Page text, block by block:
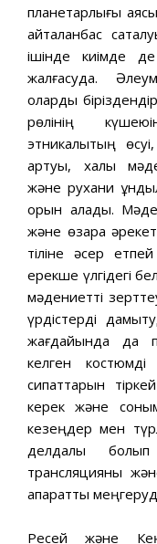
планетарлығы
қайталанбас
ішінде киімде
жалғасуда.
оларды
рөлінің
этникалықтың
артуы, халық
және рухани
орын алады.
және өзара
тіліне әсер
ерекше үлгідегі
мәдениетті
үрдістерді
жағдайында да
келген костюмді
сипаттарын
керек және
кезеңдер мен
делдалы болып
трансляцияны
ақпаратты
Ресей және